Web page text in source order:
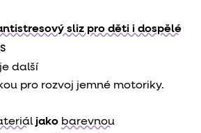
sliz pro děti i dospělé
je další
jako barevnou